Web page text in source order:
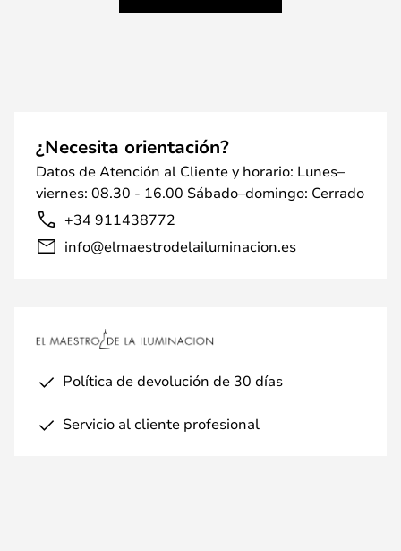
¿Necesita orientación?
Datos de Atención al Cliente y horario: Lunes–
viernes: 08.30 - 16.00 Sábado–domingo: Cerrado
+34 911438772
info@elmaestrodelailuminacion.es
Política de devolución de 30 días
Servicio al cliente profesional